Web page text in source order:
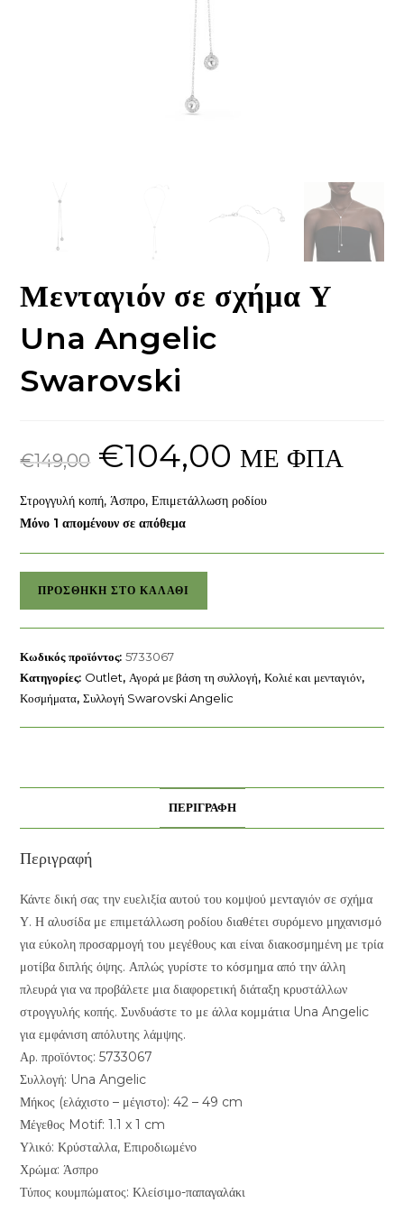
Μενταγιόν σε σχήμα Υ
Una Angelic
Swarovski
€149,00
Original
price
was:
€104,00 τρέχουσα
τιμή
€104,00.
ΜΕ ΦΠΑ
Στρογγυλή κοπή, Άσπρο, Επιμετάλλωση ροδίου
Μόνο 1 απομένουν σε απόθεμα
σχήμα
Υ
Una
Angelic
ΠΡΟΣΘΉΚΗ ΣΤΟ ΚΑΛΆΘΙ
Κωδικός προϊόντος:5733067
Κατηγορίες: Outlet,Αγορά με βάση τη συλλογή,Κολιέ και μενταγιόν,
Κοσμήματα,Συλλογή Swarovski Angelic
ΠΕΡΙΓΡΑΦΉ
Περιγραφή
Κάντε δική σας την ευελιξία αυτού του κομψού μενταγιόν σε σχήμα
Υ. Η αλυσίδα με επιμετάλλωση ροδίου διαθέτει συρόμενο μηχανισμό
για εύκολη προσαρμογή του μεγέθους και είναι διακοσμημένη με τρία
μοτίβα διπλής όψης. Απλώς γυρίστε το κόσμημα από την άλλη
πλευρά για να προβάλετε μια διαφορετική διάταξη κρυστάλλων
στρογγυλής κοπής. Συνδυάστε το με άλλα κομμάτια Una Angelic
για εμφάνιση απόλυτης λάμψης.
Αρ. προϊόντος: 5733067
Συλλογή: Una Angelic
Μήκος (ελάχιστο – μέγιστο): 42 – 49 cm
Μέγεθος Motif: 1.1 x 1 cm
Υλικό: Κρύσταλλα, Επιροδιωμένο
Χρώμα: Άσπρο
Τύπος κουμπώματος: Κλείσιμο-παπαγαλάκι